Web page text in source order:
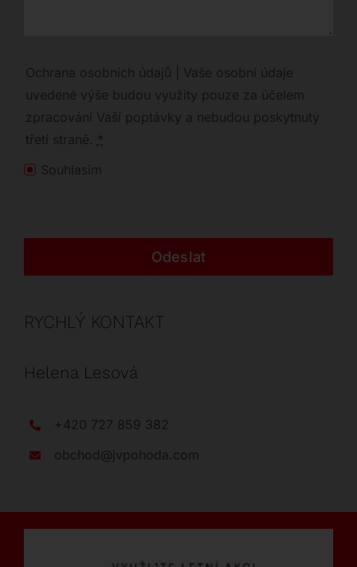
Ochrana osobních údajů | Vaše osobní údaje
uvedené výše budou využity pouze za účelem
zpracování Vaší poptávky a nebudou poskytnuty
třetí straně. *
Souhlasím
Odeslat
RYCHLÝ KONTAKT
Helena Lesová
+420 727 859 382
obchod@jvpohoda.com